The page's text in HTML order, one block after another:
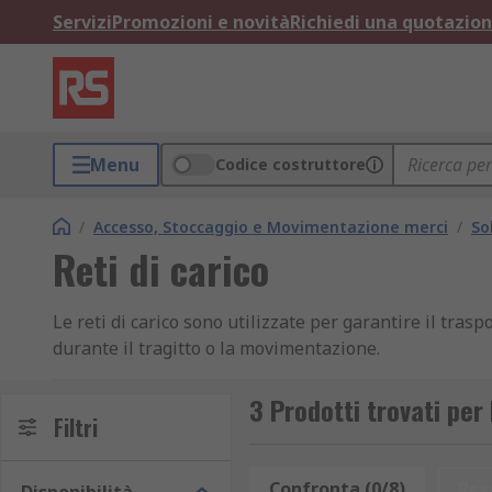
ServiziPromozioni e novitàRichiedi una
Menu Codice costruttore
/ Accesso, Stoccaggio e Movimentazione merci /
Reti di carico
Le reti di carico sono utilizzate per garantire il
durante il tragitto o la movimentazione.
Si tratta di una rete di corda durevole e resistente
finali.
Per che cosa si usano le reti di carico?
Filtri 3 Prodotti trovati per